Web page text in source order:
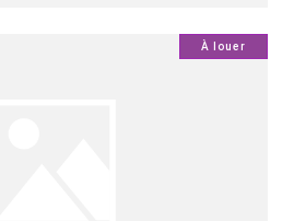
À louer0